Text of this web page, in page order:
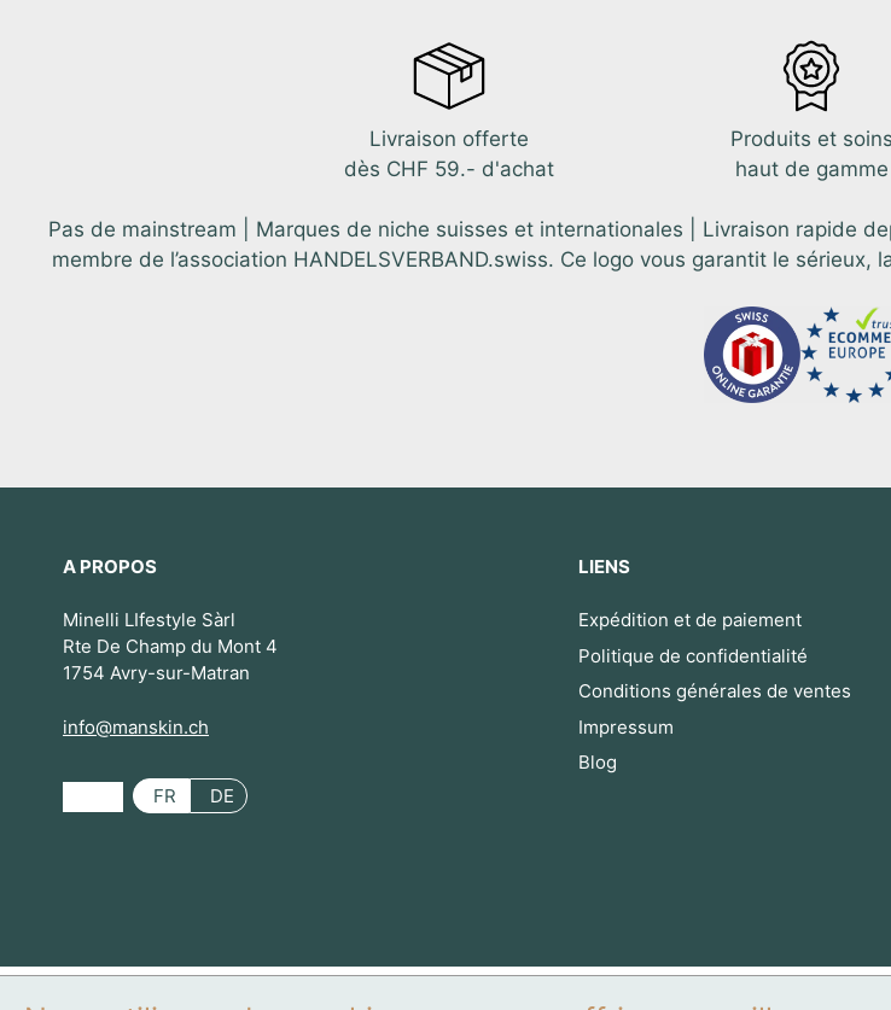
Livraison offerte
dès CHF 59.- d'achat
Produits et soins
haut de gamme
Pas de mainstream | Marques de niche suisses et internationales | Livraison rapide
membre de l’association HANDELSVERBAND.swiss. Ce logo vous garantit le
A PROPOS
Minelli LIfestyle Sàrl
Rte De Champ du Mont 4
1754 Avry-sur-Matran
info@manskin.ch
FR DE
LIENS
Expédition et de paiement
Politique de confidentialité
Conditions générales de ventes
Impressum
Blog